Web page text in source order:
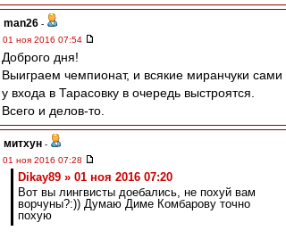
man26 -
01 ноя 2016 07:54
Доброго дня!
Выиграем чемпионат, и всякие миранчуки сами
у входа в Тарасовку в очередь выстроятся.
Всего и делов-то.
митхун -
01 ноя 2016 07:28
Dikay89 » 01 ноя 2016 07:20
Вот вы лингвисты доебались, не похуй вам
ворчуны?:)) Думаю Диме Комбарову точно
похую